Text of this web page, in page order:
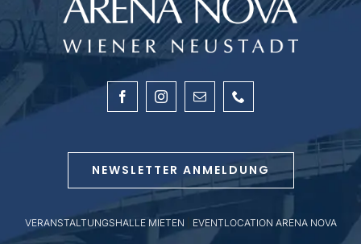
NEWSLETTER ANMELDUNG
VERANSTALTUNGSHALLE MIETEN EVENTLOCATION ARENA NOVA